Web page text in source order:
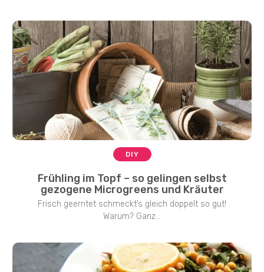
DIY
Frühling im Topf – so gelingen selbst
gezogene Microgreens und Kräuter
Frisch geerntet schmeckt’s gleich doppelt so gut!
Warum? Ganz...